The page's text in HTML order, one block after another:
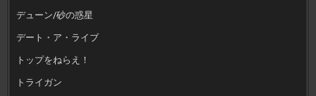
デューン/砂の惑星
デート・ア・ライブ
トップをねらえ！
トライガン